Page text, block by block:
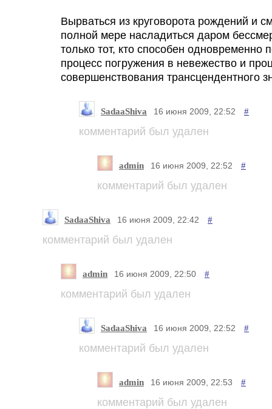
Вырваться из круговорота рождений и
полной мере насладиться даром
только тот, кто способен одновременно
процесс погружения в невежество и
совершенствования трансцендентного
SadaaShiva 16 июня 2009, 22:52 #
комментарий был удален
admin 16 июня 2009, 22:52 #
комментарий был удален
SadaaShiva 16 июня 2009, 22:42 #
комментарий был удален
admin 16 июня 2009, 22:50 #
комментарий был удален
SadaaShiva 16 июня 2009, 22:52 #
комментарий был удален
admin 16 июня 2009, 22:53 #
комментарий был удален